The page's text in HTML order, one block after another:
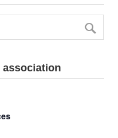
association